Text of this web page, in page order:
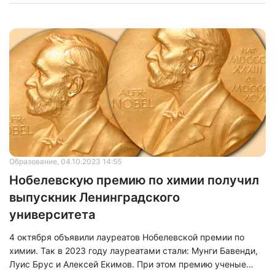
Образование, 04.10.2023 14:55
Нобелевскую премию по химии получил
выпускник Ленинградского
университета
4 октября объявили лауреатов Нобелевской премии по
химии. Так в 2023 году лауреатами стали: Мунги Бавенди,
Луис Брус и Алексей Екимов. При этом премию ученые